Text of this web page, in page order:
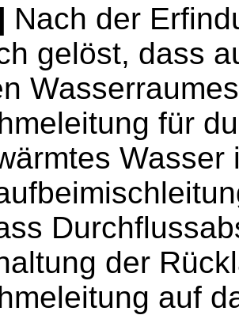
Nach der
gelöst, dass
für
Wasser
der
auf